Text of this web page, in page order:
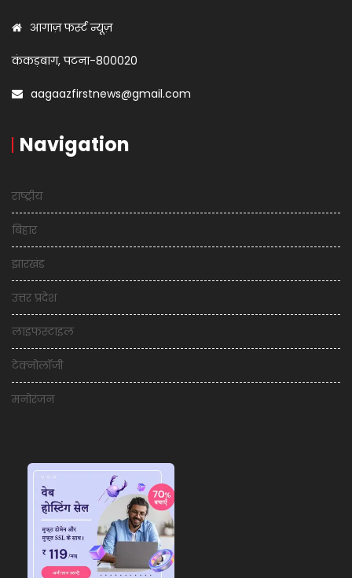
आगाज़ फर्स्ट न्यूज़
कंकड़बाग, पटना-800020
aagaazfirstnews@gmail.com
Navigation
राष्ट्रीय
बिहार
झारखंड
उत्तर प्रदेश
लाइफस्टाइल
टेक्नोलॉजी
मनोरंजन